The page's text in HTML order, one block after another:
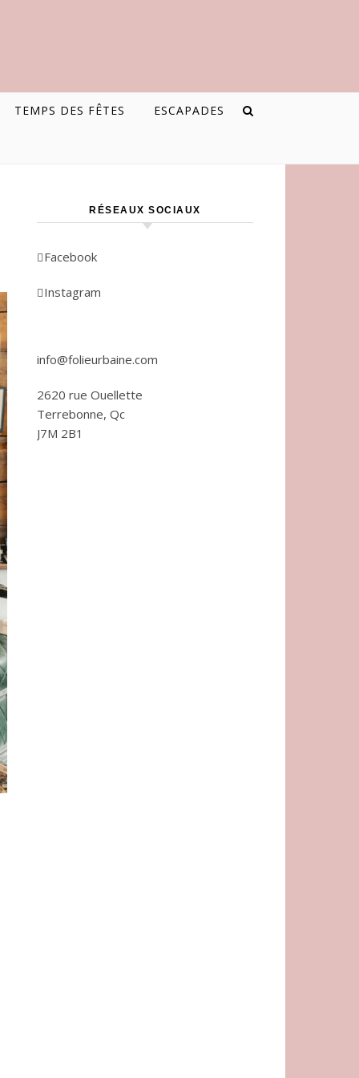
TEMPS DES FÊTES ESCAPADES
RÉSEAUX SOCIAUX
Facebook
Instagram
info@folieurbaine.com
2620 rue Ouellette
Terrebonne, Qc
J7M 2B1